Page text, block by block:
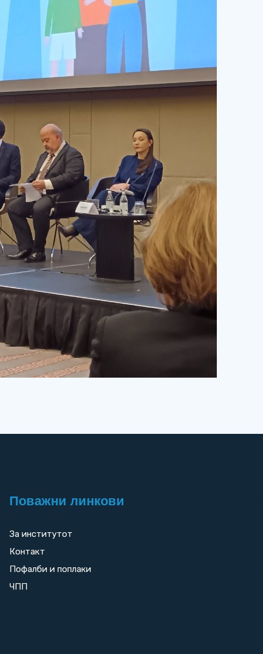
Поважни линкови
За институтот
Контакт
Пофалби и поплаки
ЧПП